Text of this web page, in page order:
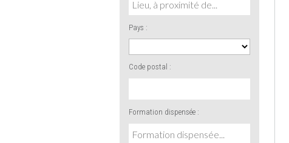
Pays :
Code postal :
Formation dispensée :